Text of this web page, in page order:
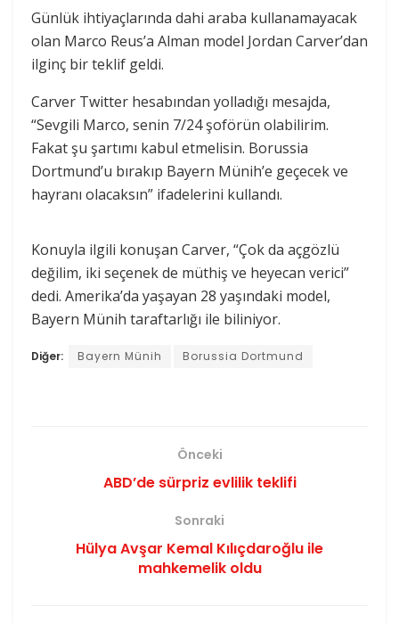
Günlük ihtiyaçlarında dahi araba kullanamayacak
olan Marco Reus’a Alman model Jordan Carver’dan
ilginç bir teklif geldi.
Carver Twitter hesabından yolladığı mesajda,
“Sevgili Marco, senin 7/24 şoförün olabilirim.
Fakat şu şartımı kabul etmelisin. Borussia
Dortmund’u bırakıp Bayern Münih’e geçecek ve
hayranı olacaksın” ifadelerini kullandı.
Konuyla ilgili konuşan Carver, “Çok da açgözlü
değilim, iki seçenek de müthiş ve heyecan verici”
dedi. Amerika’da yaşayan 28 yaşındaki model,
Bayern Münih taraftarlığı ile biliniyor.
Diğer: Bayern Münih Borussia Dortmund
Önceki
ABD’de sürpriz evlilik teklifi
Sonraki
Hülya Avşar Kemal Kılıçdaroğlu ile
mahkemelik oldu